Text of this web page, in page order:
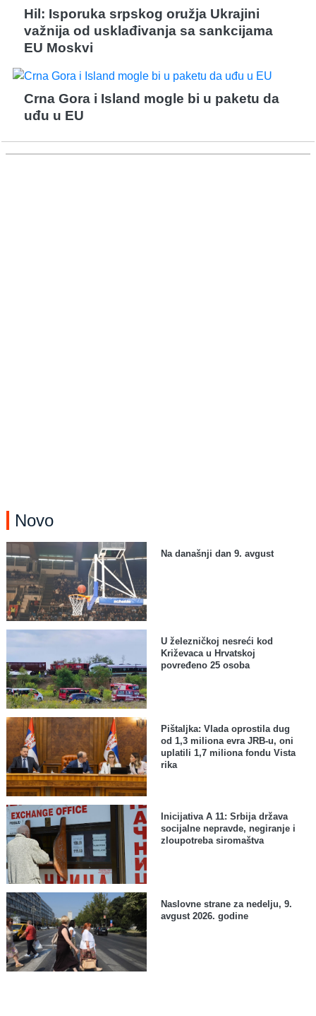
Hil: Isporuka srpskog oružja Ukrajini
važnija od usklađivanja sa sankcijama
EU Moskvi
Crna Gora i Island mogle bi u paketu da
uđu u EU
Novo
Na današnji dan 9. avgust
U železničkoj nesreći kod
Križevaca u Hrvatskoj
povređeno 25 osoba
Pištaljka: Vlada oprostila dug
od 1,3 miliona evra JRB-u, oni
uplatili 1,7 miliona fondu Vista
rika
Inicijativa A 11: Srbija država
socijalne nepravde, negiranje i
zloupotreba siromaštva
Naslovne strane za nedelju, 9.
avgust 2026. godine